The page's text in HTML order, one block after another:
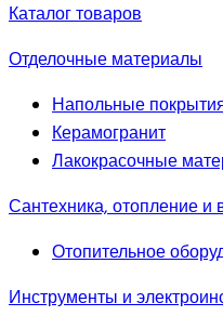
Каталог товаров
Отделочные материалы
Напольные
Керамогранит
Лакокрасочные
Сантехника, отопление и
Отопительное
Инструменты и